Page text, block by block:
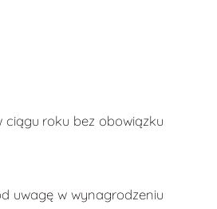
ciągu roku bez obowiązku
uwagę w wynagrodzeniu